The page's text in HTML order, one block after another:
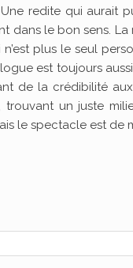
redite qui aurait
dans le bon sens.
plus le seul
est toujours
de la crédibilité
un juste
le spectacle est de